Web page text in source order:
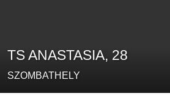
TS ANASTASIA, 28
SZOMBATHELY